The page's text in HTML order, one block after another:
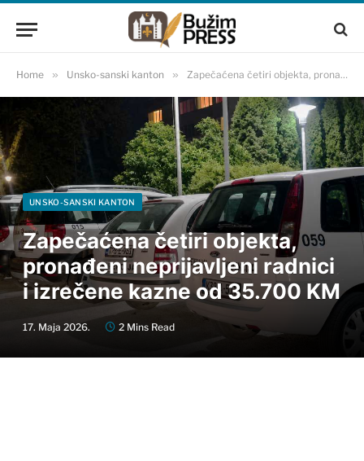
Home » Unsko-sanski kanton » Zapečaćena četiri objekta, pronađeni neprijavljeni radnici i izrečene kazne od 35.700 KM
UNSKO-SANSKI KANTON
Zapečaćena četiri objekta,
pronađeni neprijavljeni radnici
i izrečene kazne od 35.700 KM
17. Maja 2026. 2 Mins Read